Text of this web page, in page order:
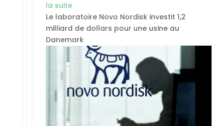
la suite
Le laboratoire Novo Nordisk investit 1,2
milliard de dollars pour une usine au
Danemark